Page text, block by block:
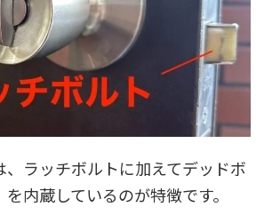
、ラッチボルトに加えてデッドボ
内蔵しているのが特徴です。